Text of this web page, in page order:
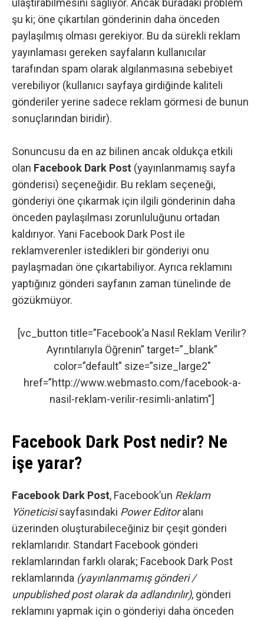
ulaştırabilmesini sağlıyor. Ancak buradaki problem
şu ki; öne çıkartılan gönderinin daha önceden
paylaşılmış olması gerekiyor. Bu da sürekli reklam
yayınlaması gereken sayfaların kullanıcılar
tarafından spam olarak algılanmasına sebebiyet
verebiliyor (kullanıcı sayfaya girdiğinde kaliteli
gönderiler yerine sadece reklam görmesi de bunun
sonuçlarından biridir).
Sonuncusu da en az bilinen ancak oldukça etkili
olan Facebook Dark Post (yayınlanmamış sayfa
gönderisi) seçeneğidir. Bu reklam seçeneği,
gönderiyi öne çıkarmak için ilgili gönderinin daha
önceden paylaşılması zorunluluğunu ortadan
kaldırıyor. Yani Facebook Dark Post ile
reklamverenler istedikleri bir gönderiyi onu
paylaşmadan öne çıkartabiliyor. Ayrıca reklamını
yaptığınız gönderi sayfanın zaman tünelinde de
gözükmüyor.
[vc_button title=”Facebook’a Nasıl Reklam Verilir?
Ayrıntılarıyla Öğrenin” target=”_blank”
color=”default” size=”size_large2″
href=”http://www.webmasto.com/facebook-a-
nasil-reklam-verilir-resimli-anlatim”]
Facebook Dark Post nedir? Ne
işe yarar?
Facebook Dark Post, Facebook’un Reklam
Yöneticisisayfasındaki Power Editoralanı
üzerinden oluşturabileceğiniz bir çeşit gönderi
reklamlarıdır. Standart Facebook gönderi
reklamlarından farklı olarak; Facebook Dark Post
reklamlarında (yayınlanmamış gönderi /
unpublished post olarak da adlandırılır), gönderi
reklamını yapmak için o gönderiyi daha önceden